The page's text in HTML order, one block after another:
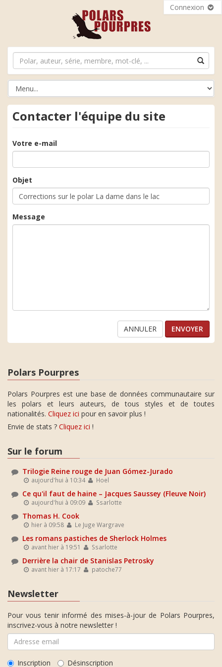
Connexion
Contacter l'équipe du site
Votre e-mail
Objet
Message
ANNULER
Polars Pourpres
Polars Pourpres est une base de données communautaire sur
les polars et leurs auteurs, de tous styles et de toutes
nationalités. Cliquez ici pour en savoir plus !
Envie de stats ? Cliquez ici !
Sur le forum
Trilogie Reine rouge de Juan Gómez-Jurado
aujourd'hui à 10:34 Hoel
Ce qu'il faut de haine – Jacques Saussey (Fleuve Noir)
aujourd'hui à 09:09 Ssarlotte
Thomas H. Cook
hier à 09:58 Le Juge Wargrave
Les romans pastiches de Sherlock Holmes
avant hier à 19:51 Ssarlotte
Derrière la chair de Stanislas Petrosky
avant hier à 17:17 patoche77
Newsletter
Pour vous tenir informé des mises-à-jour de Polars Pourpres,
inscrivez-vous à notre newsletter !
Inscription Désinscription